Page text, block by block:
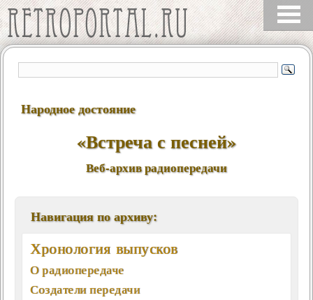
Народное достояние
«Встреча с песней»
Веб-архив радиопередачи
Навигация по архиву:
Хронология выпусков
О радиопередаче
Создатели передачи